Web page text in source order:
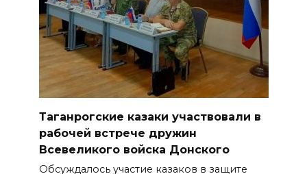
Таганрогские казаки участвовали в
рабочей встрече дружин
Всевеликого войска Донского
Обсуждалось участие казаков в защите